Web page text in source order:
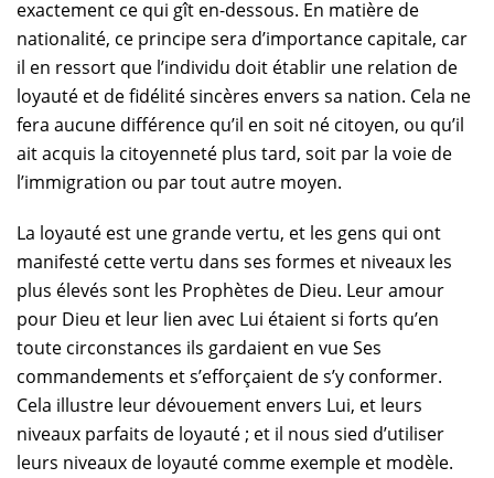
exactement ce qui gît en-dessous. En matière de
nationalité, ce principe sera d’importance capitale, car
il en ressort que l’individu doit établir une relation de
loyauté et de fidélité sincères envers sa nation. Cela ne
fera aucune différence qu’il en soit né citoyen, ou qu’il
ait acquis la citoyenneté plus tard, soit par la voie de
l’immigration ou par tout autre moyen.
La loyauté est une grande vertu, et les gens qui ont
manifesté cette vertu dans ses formes et niveaux les
plus élevés sont les Prophètes de Dieu. Leur amour
pour Dieu et leur lien avec Lui étaient si forts qu’en
toute circonstances ils gardaient en vue Ses
commandements et s’efforçaient de s’y conformer.
Cela illustre leur dévouement envers Lui, et leurs
niveaux parfaits de loyauté ; et il nous sied d’utiliser
leurs niveaux de loyauté comme exemple et modèle.